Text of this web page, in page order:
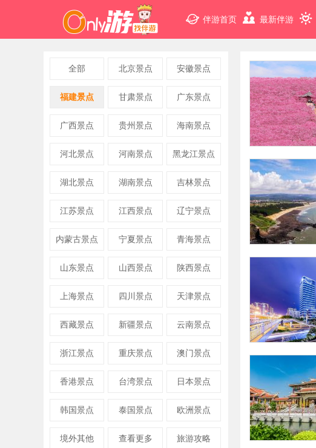
伴游首页 最新伴游
全部 北京景点 安徽景点
福建景点 甘肃景点 广东景点
广西景点 贵州景点 海南景点
河北景点 河南景点 黑龙江景点
湖北景点 湖南景点 吉林景点
江苏景点 江西景点 辽宁景点
内蒙古景点 宁夏景点 青海景点
山东景点 山西景点 陕西景点
上海景点 四川景点 天津景点
西藏景点 新疆景点 云南景点
浙江景点 重庆景点 澳门景点
香港景点 台湾景点 日本景点
韩国景点 泰国景点 欧洲景点
境外其他 查看更多 旅游攻略